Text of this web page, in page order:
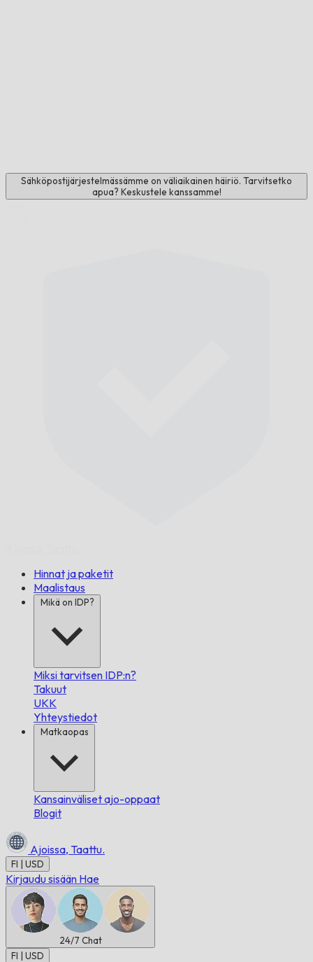
Sähköpostijärjestelmässämme on väliaikainen häiriö. Tarvitsetko
apua? Keskustele kanssamme!
Hinnat ja paketit
Maalistaus
Mikä on IDP?
Miksi tarvitsen IDP:n?
Takuut
UKK
Yhteystiedot
Matkaopas
Kansainväliset ajo-oppaat
Blogit
Ajoissa, Taattu.
FI | USD
Kirjaudu sisään Hae
24/7 Chat
FI | USD